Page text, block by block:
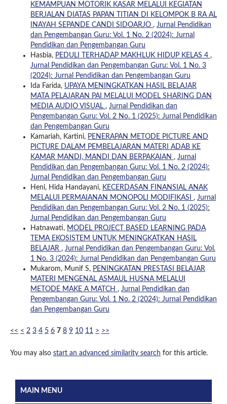
KEMAMPUAN MOTORIK KASAR MELALUI KEGIATAN
BERJALAN DIATAS PAPAN TITIAN DI KELOMPOK B RA AL
INAYAH SEPANDE CANDI SIDOARJO , Jurnal Pendidikan
dan Pengembangan Guru: Vol. 1 No. 2 (2024): Jurnal
Pendidikan dan Pengembangan Guru
Hasbia, PEDULI TERHADAP MAKHLUK HIDUP KELAS 4 ,
Jurnal Pendidikan dan Pengembangan Guru: Vol. 1 No. 3
(2024): Jurnal Pendidikan dan Pengembangan Guru
Ida Farida, UPAYA MENINGKATKAN HASIL BELAJAR
MATA PELAJARAN PAI MELALUI MODEL SHARING DAN
MEDIA AUDIO VISUAL , Jurnal Pendidikan dan
Pengembangan Guru: Vol. 2 No. 1 (2025): Jurnal Pendidikan
dan Pengembangan Guru
Kamariah, Kartini, PENERAPAN METODE PICTURE AND
PICTURE DALAM PEMBELAJARAN MATERI ADAB KE
KAMAR MANDI, MANDI DAN BERPAKAIAN , Jurnal
Pendidikan dan Pengembangan Guru: Vol. 1 No. 2 (2024):
Jurnal Pendidikan dan Pengembangan Guru
Heni, Hida Handayani, KECERDASAN FINANSIAL ANAK
MELALUI PERMAIANAN MONOPOLI MODIFIKASI , Jurnal
Pendidikan dan Pengembangan Guru: Vol. 2 No. 1 (2025):
Jurnal Pendidikan dan Pengembangan Guru
Hatnawati, MODEL PROJECT BASED LEARNING PADA
TEMA EKOSISTEM UNTUK MENINGKATKAN HASIL
BELAJAR , Jurnal Pendidikan dan Pengembangan Guru: Vol.
1 No. 3 (2024): Jurnal Pendidikan dan Pengembangan Guru
Mukarom, Munif S, PENINGKATAN PRESTASI BELAJAR
MATERI MENGENAL ASMAUL HUSNA MELALUI
METODE MAKE A MATCH , Jurnal Pendidikan dan
Pengembangan Guru: Vol. 1 No. 2 (2024): Jurnal Pendidikan
dan Pengembangan Guru
<< < 2 3 4 5 6 7 8 9 10 11 > >>
You may also start an advanced similarity search for this article.
MAIN MENU